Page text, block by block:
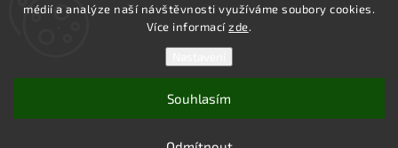
médií a analýze naší návštěvnosti využíváme soubory cookies.
Více informacízde.
Souhlasím
LOWER UNITED